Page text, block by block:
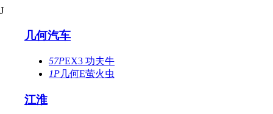
J
几何汽车
57PEX3 功夫牛
1P几何E萤火虫
江淮